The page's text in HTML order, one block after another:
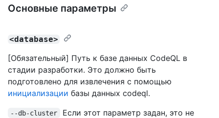
Основные параметры
<database>
[Обязательный] Путь к базе данных CodeQL в
стадии разработки. Это должно быть
подготовлено для извлечения с помощью
инициализации базы данных codeql.
--db-cluster
Если этот параметр задан, это не